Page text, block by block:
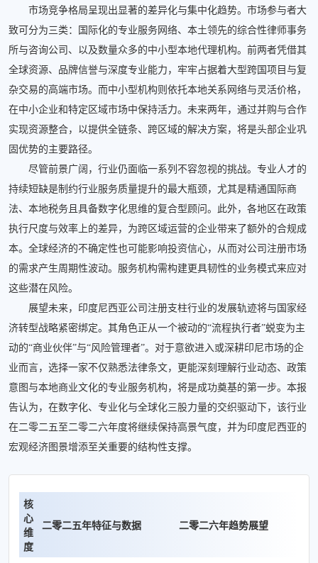
市场竞争格局呈现出显著的差异化与集中化趋势。市场参与者大
致可分为三类：国际化的专业服务网络、本土领先的综合性律师事务
所与咨询公司、以及数量众多的中小型本地代理机构。前两者凭借其
全球资源、品牌信誉与深度专业能力，牢牢占据着大型跨国项目与复
杂交易的高端市场。而中小型机构则依托本地关系网络与灵活价格，
在中小企业和特定区域市场中保持活力。未来两年，通过并购与合作
实现资源整合，以提供全链条、跨区域的解决方案，将是头部企业巩
固优势的主要路径。
尽管前景广阔，行业仍面临一系列不容忽视的挑战。专业人才的
持续短缺是制约行业服务质量提升的最大瓶颈，尤其是精通国际商
法、本地税务且具备数字化思维的复合型顾问。此外，各地区在政策
执行尺度与效率上的差异，为跨区域运营的企业带来了额外的合规成
本。全球经济的不确定性也可能影响投资信心，从而对公司注册市场
的需求产生周期性波动。服务机构需构建更具韧性的业务模式来应对
这些潜在风险。
展望未来，印度尼西亚公司注册支柱行业的发展轨迹将与国家经
济转型战略紧密绑定。其角色正从一个被动的“流程执行者”蜕变为主
动的“商业伙伴”与“风险管理者”。对于意欲进入或深耕印尼市场的企
业而言，选择一家不仅熟悉法律条文，更能深刻理解行业动态、政策
意图与本地商业文化的专业服务机构，将是成功奠基的第一步。本报
告认为，在数字化、专业化与全球化三股力量的交织驱动下，该行业
在二零二五至二零二六年度将继续保持高景气度，并为印度尼西亚的
宏观经济图景增添至关重要的结构性支撑。
核
心
维
度
二零二五年特征与数据 二零二六年趋势展望